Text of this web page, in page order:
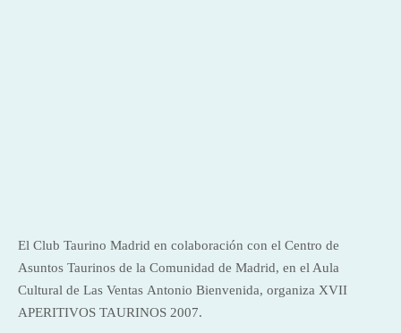
El Club Taurino Madrid en colaboración con el Centro de
Asuntos Taurinos de la Comunidad de Madrid, en el Aula
Cultural de Las Ventas Antonio Bienvenida, organiza XVII
APERITIVOS TAURINOS 2007.